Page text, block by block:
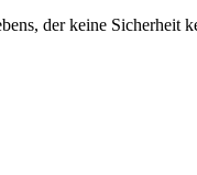
der keine Sicherheit